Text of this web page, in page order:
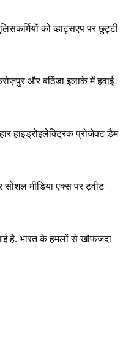
को व्हाट्सएप पर छुट्टी
और बठिंडा इलाके में हवाई
हाइड्रोइलेक्ट्रिक प्रोजेक्ट डैम
मीडिया एक्स पर ट्वीट
है. भारत के हमलों से खौफजदा